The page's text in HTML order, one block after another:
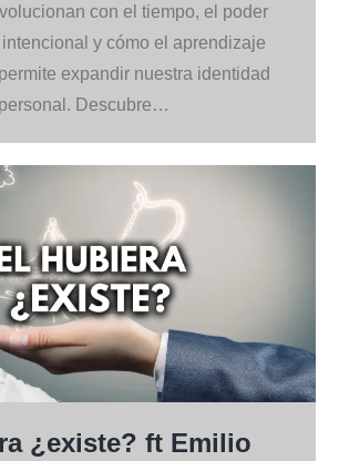
con el tiempo, el poder
y cómo el aprendizaje
expandir nuestra identidad
Descubre…
¿existe? ft Emilio